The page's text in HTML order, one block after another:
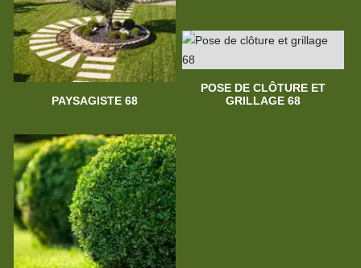
PAYSAGISTE 68
POSE DE CLÔTURE ET
GRILLAGE 68